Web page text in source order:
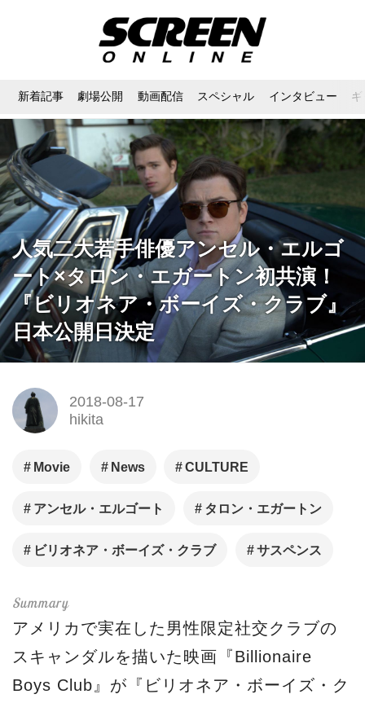
新着記事 劇場公開 動画配信 スペシャル インタビュー
人気二大若手俳優アンセル・エルゴ
ート×タロン・エガートン初共演！
『ビリオネア・ボーイズ・クラブ』
日本公開日決定
2018-08-17
hikita
Movie News CULTURE
アンセル・エルゴート タロン・エガートン
ビリオネア・ボーイズ・クラブ サスペンス
アメリカで実在した男性限定社交クラブの
スキャンダルを描いた映画『Billionaire
Boys Club』が『ビリオネア・ボーイズ・ク